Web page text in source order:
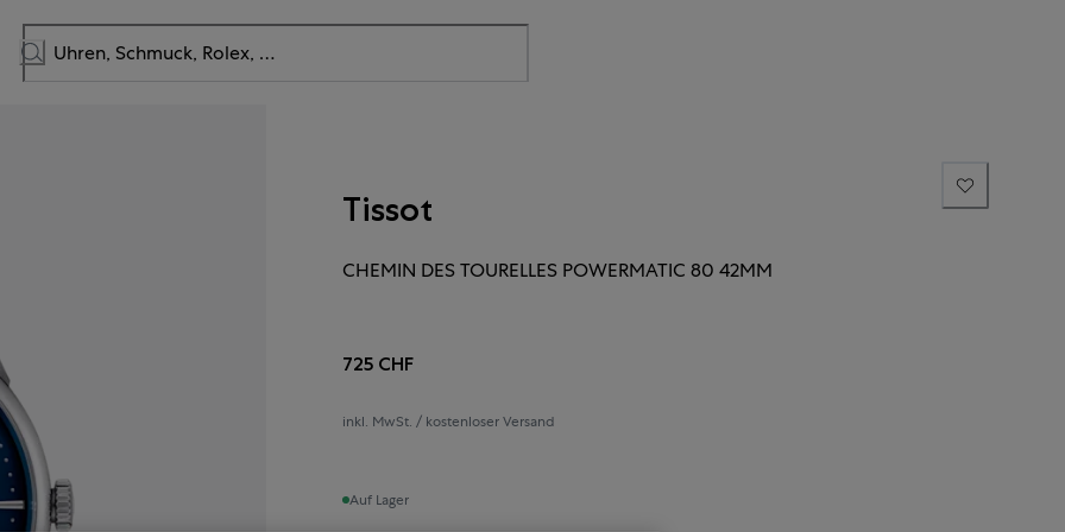
Tissot
CHEMIN DES TOURELLES POWERMATIC 80 42MM
725 CHF
inkl. MwSt. / kostenloser Versand
Auf Lager